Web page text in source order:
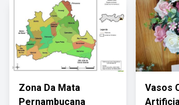
Zona Da Mata
Pernambucana
Vasos